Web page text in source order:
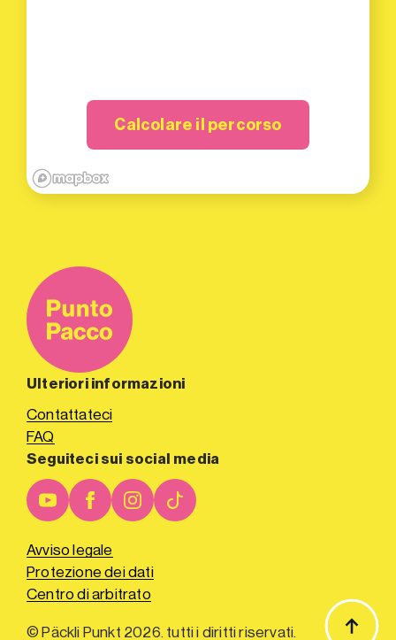
Calcolare il percorso
Ulteriori informazioni
Contattateci
FAQ
Seguiteci sui social media
Avviso legale
Protezione dei dati
Centro di arbitrato
© Päckli Punkt 2026. tutti i diritti riservati.